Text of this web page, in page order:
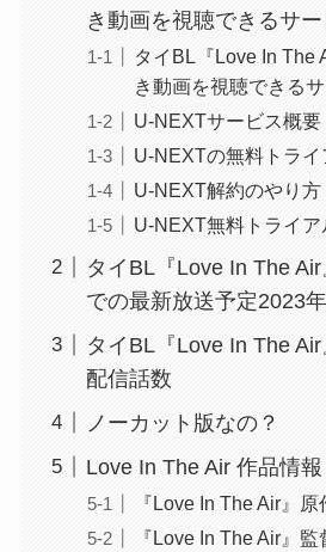
き動画を視聴できるサー
タイBL『Love In The
き動画を視聴できる
U-NEXTサービス概要
U-NEXTの無料トラ
U-NEXT解約のやり方
U-NEXT無料トライア
タイBL『Love In The
での最新放送予定2023
タイBL『Love In The
配信話数
ノーカット版なの？
Love In The Air 作品情報
『Love In The Air』
『Love In The Air』監